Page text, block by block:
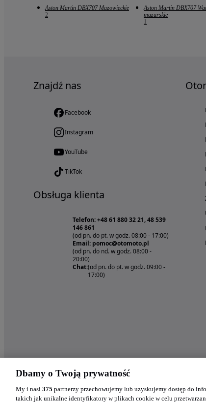
Aston Martin DBX707 Mazowieckie
2
Aston Martin DBX707
mazurskie
1
Znajdź nas
Facebook
Instagram
YouTube
TikTok
Obsługa klienta
Telefon: +48 61 880 32 21, 48 539
146 861
(od pn. do pt. w godz. 08:00 - 17:00)
Email: pomoc@otomoto.pl
(od pn. do nd. w godz. 08:00 -
20:00)
Chat:(od pn. do pt. w godz. 09:00 -
17:00)
Dbamy o Twoją prywatność
My i nasi 375 partnerzy przechowujemy lub uzyskujemy dostęp do
takich jak unikalne identyfikatory w plikach cookie w celu